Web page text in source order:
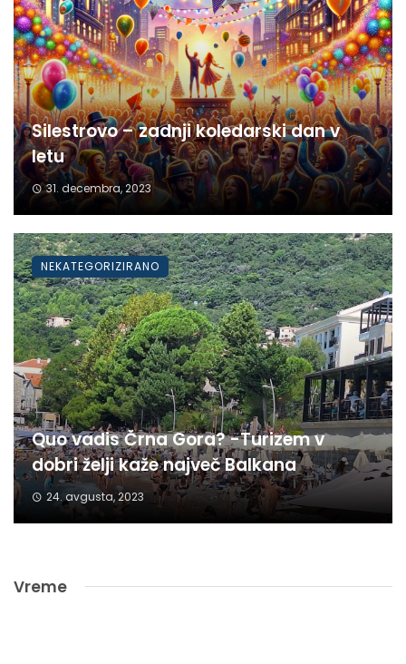
Silestrovo – zadnji koledarski dan v
letu
31. decembra, 2023
Quo vadis Črna Gora? -Turizem v
dobri želji kaže največ Balkana
24. avgusta, 2023
NEKATEGORIZIRANO
Vreme